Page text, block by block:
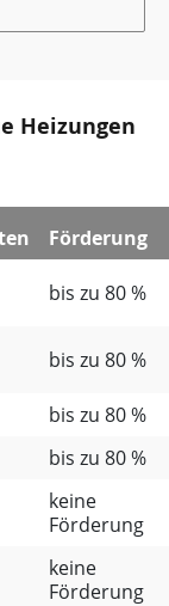
Heizungen
Förderung
bis zu 80 %
bis zu 80 %
bis zu 80 %
bis zu 80 %
keine
Förderung
keine
Förderung